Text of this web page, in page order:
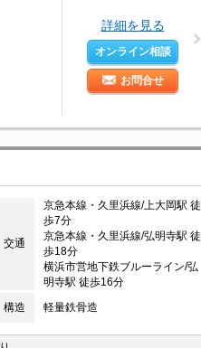
詳細を見る
オンライン相談
お問合せ
交通
京急本線・久里浜線/上大岡駅 徒
歩7分
京急本線・久里浜線/弘明寺駅 徒
歩18分
横浜市営地下鉄ブルーライン/弘
明寺駅 徒歩16分
構造 軽量鉄骨造